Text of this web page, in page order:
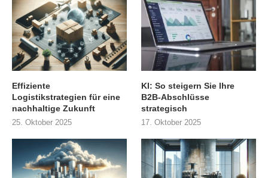
Effiziente
Logistikstrategien für eine
nachhaltige Zukunft
25. Oktober 2025
KI: So steigern Sie Ihre
B2B-Abschlüsse
strategisch
17. Oktober 2025